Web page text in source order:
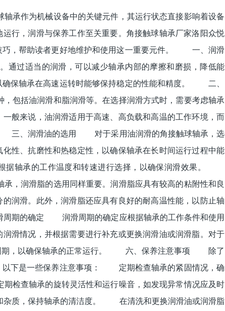
作为机械设备中的关键元件，其运行状态直接影响着设备
行，润滑与保养工作至关重要。角接触球轴承厂家洛阳众悦
巧，帮助读者更好地维护和使用这一重要元件。 一、润滑
过适当的润滑，可以减少轴承内部的摩擦和磨损，降低能
确保轴承在高速运转时能够保持稳定的性能和精度。 二、
括油润滑和脂润滑等。在选择润滑方式时，需要考虑轴承
般来说，油润滑适用于高速、高负载和高温的工作环境，而
三、润滑油的选用 对于采用油润滑的角接触球轴承，选
性、抗磨性和热稳定性，以确保轴承在长时间运行过程中能
据轴承的工作温度和转速进行选择，以确保润滑效果。
润滑脂的选用同样重要。润滑脂应具有较高的粘附性和良
润滑。此外，润滑脂还应具有良好的耐高温性能，以防止轴
期的确定 润滑周期的确定应根据轴承的工作条件和使用
滑情况，并根据需要进行补充或更换润滑油或润滑脂。对于
周期，以确保轴承的正常运行。 六、保养注意事项 除了
以下是一些保养注意事项： 定期检查轴承的紧固情况，确
查轴承的旋转灵活性和运行噪音，如发现异常情况应及时
质，保持轴承的清洁度。 在清洗和更换润滑油或润滑脂